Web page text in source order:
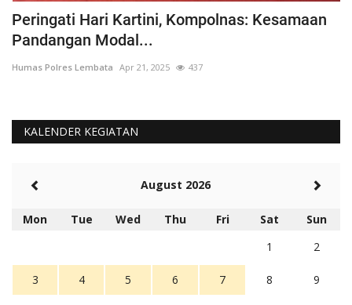
Peringati Hari Kartini, Kompolnas: Kesamaan
Pandangan Modal...
Humas Polres Lembata Apr 21, 2025 437
KALENDER KEGIATAN
August 2026
Mon Tue Wed Thu Fri Sat
Sun
1
2
3 4 5 6 7 8 9